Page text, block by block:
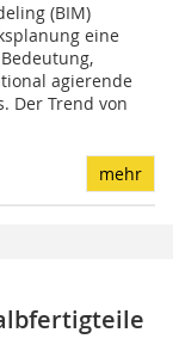
(BIM)
eine
agierende
Der Trend von
mehr